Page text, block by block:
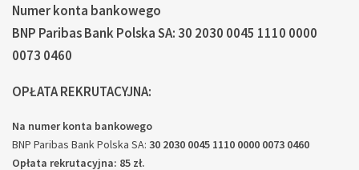
Numer konta bankowego
BNP Paribas Bank Polska SA: 30 2030 0045 1110 0000
0073 0460
OPŁATA REKRUTACYJNA:
Na numer konta bankowego
BNP Paribas Bank Polska SA: 30 2030 0045 1110 0000 0073 0460
Opłata rekrutacyjna: 85 zł.